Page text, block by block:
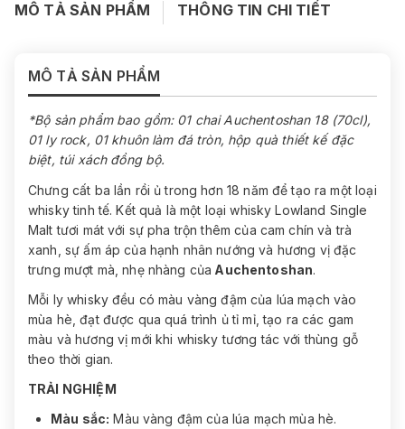
MÔ TẢ SẢN PHẨM THÔNG TIN CHI TIẾT
MÔ TẢ SẢN PHẨM
*Bộ sản phẩm bao gồm: 01 chai Auchentoshan 18 (70cl),
01 ly rock, 01 khuôn làm đá tròn, hộp quà thiết kế đặc
biệt, túi xách đồng bộ.
Chưng cất ba lần rồi ủ trong hơn 18 năm để tạo ra một loại
whisky tinh tế. Kết quả là một loại whisky Lowland Single
Malt tươi mát với sự pha trộn thêm của cam chín và trà
xanh, sự ấm áp của hạnh nhân nướng và hương vị đặc
trưng mượt mà, nhẹ nhàng của Auchentoshan.
Mỗi ly whisky đều có màu vàng đậm của lúa mạch vào
mùa hè, đạt được qua quá trình ủ tỉ mỉ, tạo ra các gam
màu và hương vị mới khi whisky tương tác với thùng gỗ
theo thời gian.
TRẢI NGHIỆM
Màu sắc: Màu vàng đậm của lúa mạch mùa hè.